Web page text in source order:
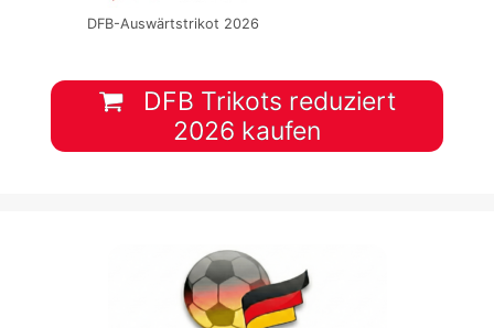
DFB-Auswärtstrikot 2026
DFB Trikots reduziert
2026 kaufen